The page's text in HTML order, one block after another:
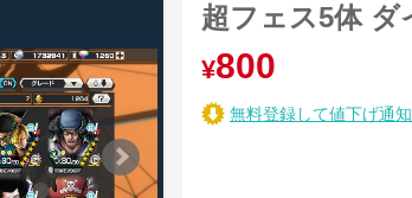
超フェス5体 ダ
¥800
無料登録して値下げ通